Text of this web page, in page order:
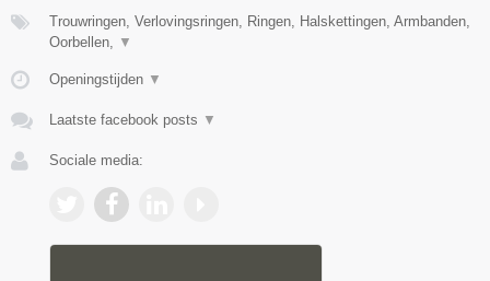
Trouwringen, Verlovingsringen, Ringen, Halskettingen, Armbanden,
Oorbellen,
▼
Openingstijden ▼
Laatste facebook posts ▼
Sociale media: